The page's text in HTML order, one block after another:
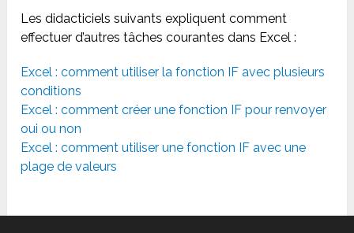
Les didacticiels suivants expliquent comment
effectuer d’autres tâches courantes dans Excel :
Excel : comment utiliser la fonction IF avec plusieurs
conditions
Excel : comment créer une fonction IF pour renvoyer
oui ou non
Excel : comment utiliser une fonction IF avec une
plage de valeurs